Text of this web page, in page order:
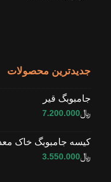
جدیدترین محصولات
جامبوبگ قیر
﷼7.200.000
کیسه جامبوبگ خاک
﷼3.550.000